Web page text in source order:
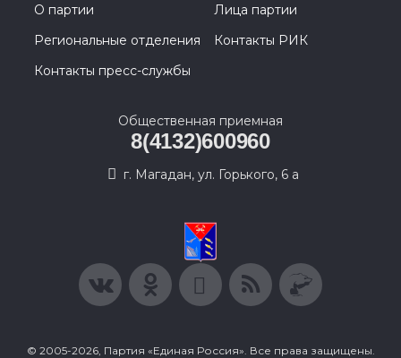
О партии
Лица партии
Региональные отделения
Контакты РИК
Контакты пресс-службы
Общественная приемная
8(4132)600960
г. Магадан, ул. Горького, 6 а
© 2005-2026, Партия «Единая Россия». Все права защищены.